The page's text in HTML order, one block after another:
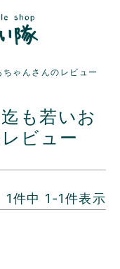
ゃんさんのレビュー
も若いお
ビュー
1件中 1 -1件表示